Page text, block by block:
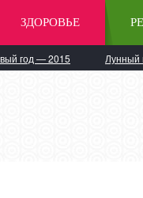
ЗДОРОВЬЕ
год — 2015 Лунный